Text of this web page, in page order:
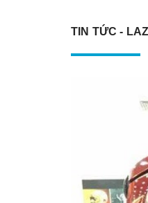
TIN TỨC -